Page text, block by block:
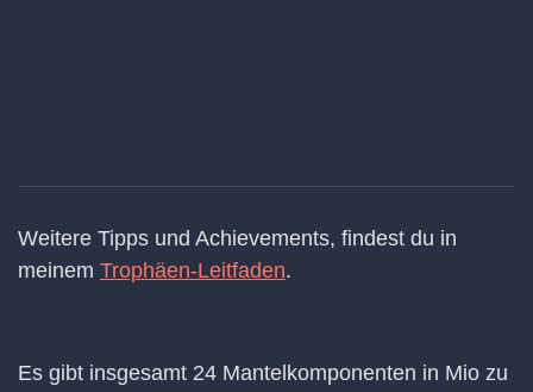
Weitere Tipps und Achievements, findest du in
meinem Trophäen-Leitfaden.
Es gibt insgesamt 24 Mantelkomponenten in Mio zu